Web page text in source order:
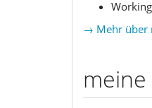
→ Mehr über
meine